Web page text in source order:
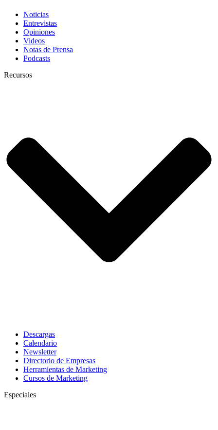
Noticias
Entrevistas
Opiniones
Videos
Notas de Prensa
Podcasts
Recursos
Descargas
Calendario
Newsletter
Directorio de Empresas
Herramientas de Marketing
Cursos de Marketing
Especiales